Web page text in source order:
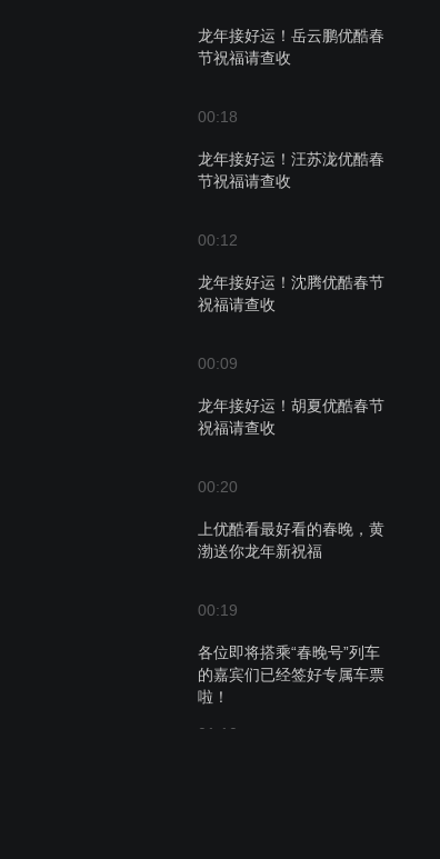
龙年接好运！岳云鹏优酷春
节祝福请查收
00:18
龙年接好运！汪苏泷优酷春
节祝福请查收
00:12
龙年接好运！沈腾优酷春节
祝福请查收
00:09
龙年接好运！胡夏优酷春节
祝福请查收
00:20
上优酷看最好看的春晚，黄
渤送你龙年新祝福
00:19
各位即将搭乘“春晚号”列车
的嘉宾们已经签好专属车票
啦！
01:10